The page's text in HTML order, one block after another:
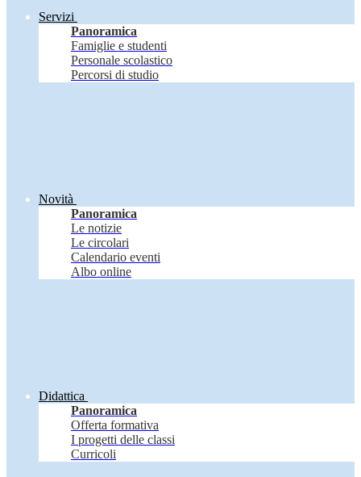
Servizi
Panoramica
Famiglie e studenti
Personale scolastico
Percorsi di studio
Novità
Panoramica
Le notizie
Le circolari
Calendario eventi
Albo online
Didattica
Panoramica
Offerta formativa
I progetti delle classi
Curricoli